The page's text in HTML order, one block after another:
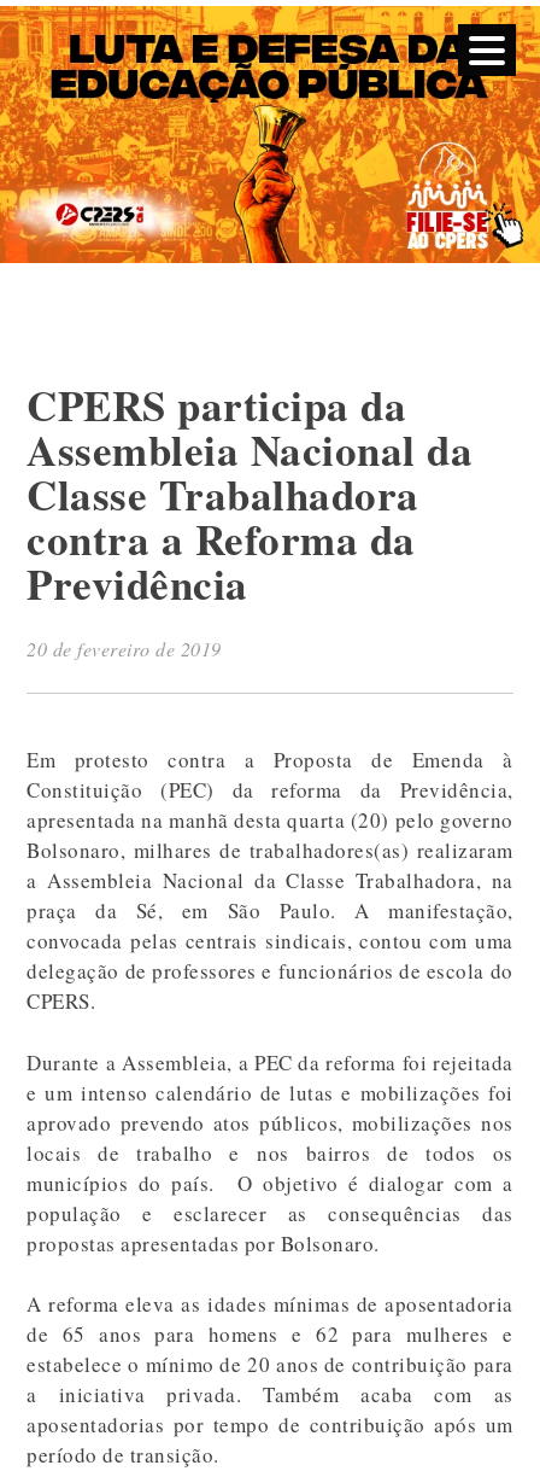
CPERS – Sindicato
CPERS – Sindicato dos Professores e Funcionários de escola
do Estado do Rio Grande do Sul
CPERS participa da
Assembleia Nacional da
Classe Trabalhadora
contra a Reforma da
Previdência
20 de fevereiro de 2019
Em protesto contra a Proposta de Emenda à
Constituição (PEC) da reforma da Previdência,
apresentada na manhã desta quarta (20) pelo governo
Bolsonaro, milhares de trabalhadores(as) realizaram
a Assembleia Nacional da Classe Trabalhadora, na
praça da Sé, em São Paulo. A manifestação,
convocada pelas centrais sindicais, contou com uma
delegação de professores e funcionários de escola do
CPERS.
Durante a Assembleia, a PEC da reforma foi rejeitada
e um intenso calendário de lutas e mobilizações foi
aprovado prevendo atos públicos, mobilizações nos
locais de trabalho e nos bairros de todos os
municípios do país.
O objetivo é dialogar com a
população e esclarecer as consequências das
propostas apresentadas por Bolsonaro.
A reforma eleva as idades mínimas de aposentadoria
de 65 anos para homens e 62 para mulheres e
estabelece o mínimo de 20 anos de contribuição para
a iniciativa privada. Também acaba com as
aposentadorias por tempo de contribuição após um
período de transição.